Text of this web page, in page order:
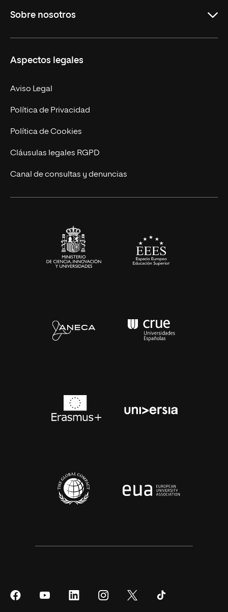
Másteres Oficiales
Doctorados
Experto Universitario
Postgrados
Cursos Universitarios
Sobre nosotros
Facultades
Nuestro Equipo
Trabaja en UNIR
Actualidad
UNIR Revista
Eventos
Aspectos legales
Aviso Legal
Política de Privacidad
Política de Cookies
Cláusulas legales RGPD
Canal de consultas y denuncias
SíguenosSíguenos
SíguenosSíguenos Síguenos